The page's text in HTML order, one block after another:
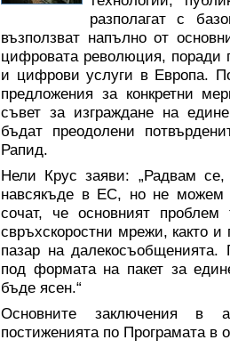
разполагат с
възползват напълно от
цифровата революция, поради
и цифрови услуги в Европа.
предложения за конкретни
съвет за изграждане на
бъдат преодолени
Рапид.
Нели Крус заяви: „Радвам се,
навсякъде в ЕС, но не можем
сочат, че основният
свръхскоростни мрежи, както
пазар на
под формата на пакет за
бъде ясен.“
Основните заключения в
постиженията по Програмата в